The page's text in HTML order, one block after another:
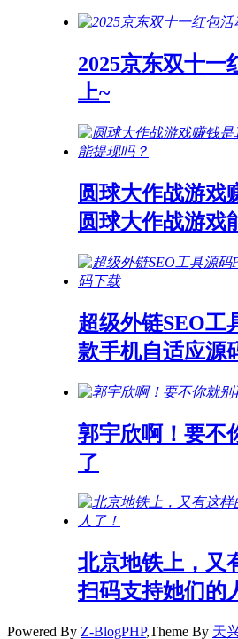
2025京东双十一
上~
圆球大作战游戏
圆球大作战游戏
超级外链SEO工
款手机自适应源
郭宇欣啊！要不
了
北京地铁上，又
扫码支持她们的
Powered By Z-BlogPHP,Theme By 天